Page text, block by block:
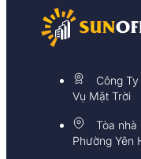
Công
Vụ Mặt Trời
Tòa nhà
Phường Yên